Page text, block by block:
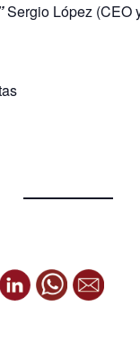
Sergio López (CEO